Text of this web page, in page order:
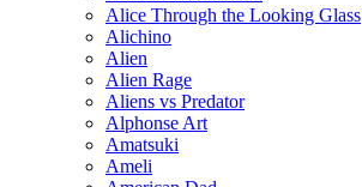
Alice Through the Looking Glass
Alichino
Alien
Alien Rage
Aliens vs Predator
Alphonse Art
Amatsuki
Ameli